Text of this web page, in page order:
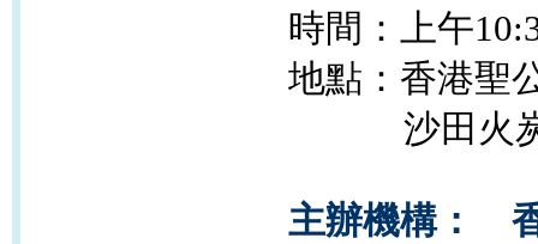
時間：上午10
地點：香港聖
沙田火炭駿
主辦機構：